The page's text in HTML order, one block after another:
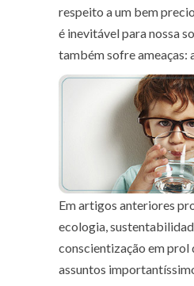
respeito a um bem
é inevitável para nossa
também sofre ameaças:
Em artigos anteriores
ecologia,
conscientização em prol
assuntos